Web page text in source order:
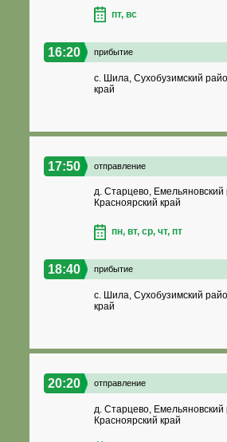
пт, вс
16:20 прибытие
с. Шила, Сухобузимский
край
17:50 отправление
д. Старцево, Емельяновский
Красноярский край
пн, вт, ср, чт, пт
18:40 прибытие
с. Шила, Сухобузимский
край
20:20 отправление
д. Старцево, Емельяновский
Красноярский край